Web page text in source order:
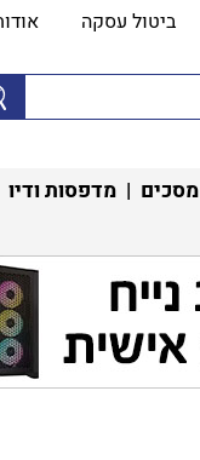
ביטול עסקה
מסכים | מדפסות ודיו